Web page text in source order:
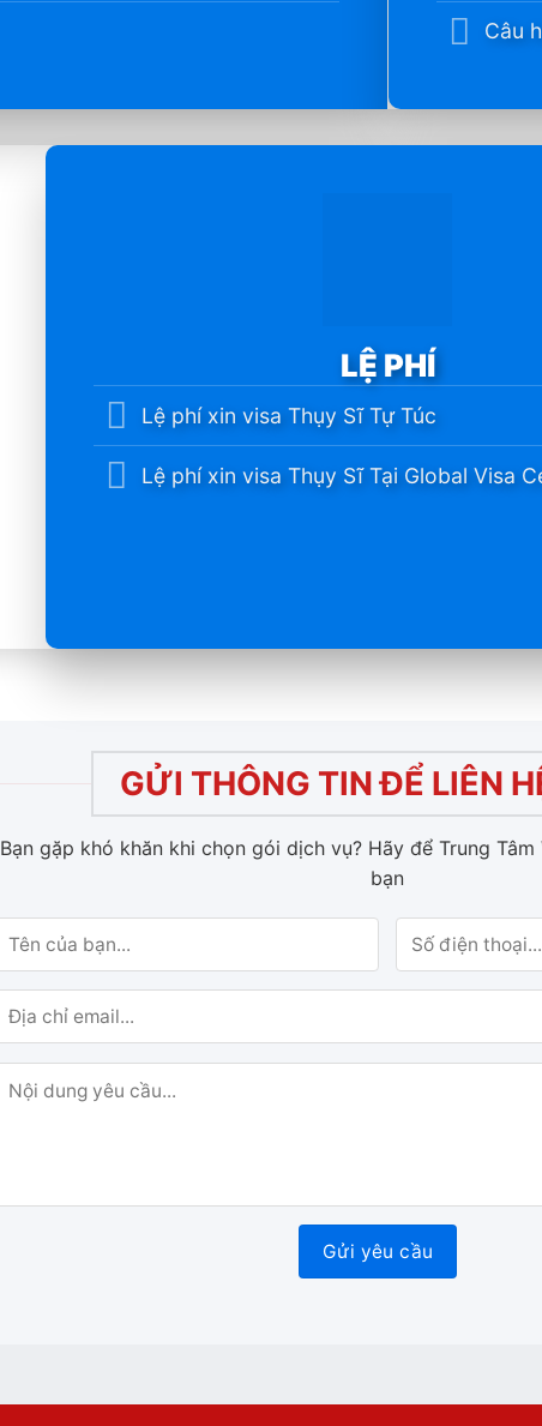
Câu
LỆ PHÍ
Lệ phí xin visa Thụy Sĩ Tự Túc
Lệ phí xin visa Thụy Sĩ Tại Global Visa
GỬI THÔNG TIN ĐỂ LIÊN
Bạn gặp khó khăn khi chọn gói dịch vụ? Hãy để Trung
bạn